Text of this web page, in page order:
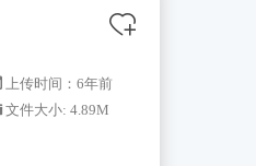
上传时间：6年前
文件大小: 4.89M